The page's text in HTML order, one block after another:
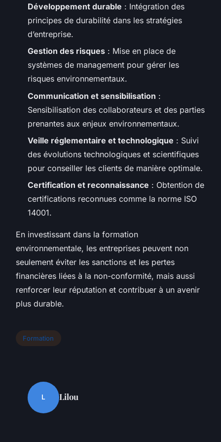
Développement durable : Intégration des
principes de durabilité dans les stratégies
d’entreprise.
Gestion des risques : Mise en place de
systèmes de management pour gérer les
risques environnementaux.
Communication et sensibilisation :
Sensibilisation des collaborateurs et des parties
prenantes aux enjeux environnementaux.
Veille réglementaire et technologique : Suivi
des évolutions technologiques et scientifiques
pour conseiller les clients de manière optimale.
Certification et reconnaissance : Obtention de
certifications reconnues comme la norme ISO
14001.
En investissant dans la formation
environnementale, les entreprises peuvent non
seulement éviter les sanctions et les pertes
financières liées à la non-conformité, mais aussi
renforcer leur réputation et contribuer à un avenir
plus durable.
Formation
L Lilou